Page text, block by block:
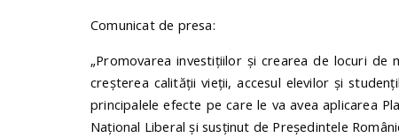
Comunicat de presa:
„Promovarea investițiilor și crearea de locuri
creșterea calității vieții, accesul elevilor și
principalele efecte pe care le va avea aplicarea
Național Liberal și susținut de Președintele